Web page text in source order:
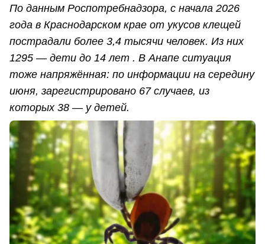
По данным Роспотребнадзора, с начала 2026
года в Краснодарском крае от укусов клещей
пострадали более 3,4 тысячи человек. Из них
1295 — дети до 14 лет . В Анапе ситуация
тоже напряжённая: по информации на середину
июня, зарегистрировано 67 случаев, из
которых 38 — у детей.